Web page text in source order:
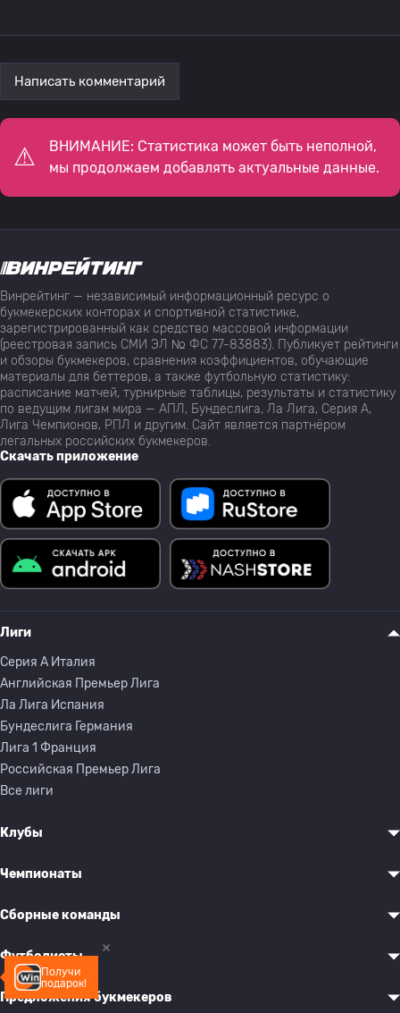
Написать комментарий
ВНИМАНИЕ: Статистика может быть неполной,
мы продолжаем добавлять актуальные данные.
Получи
подарок!
Винрейтинг — независимый информационный ресурс о
букмекерских конторах и спортивной статистике,
зарегистрированный как средство массовой информации
(реестровая запись СМИ ЭЛ № ФС 77-83883). Публикует рейтинги
и обзоры букмекеров, сравнения коэффициентов, обучающие
материалы для беттеров, а также футбольную статистику:
расписание матчей, турнирные таблицы, результаты и статистику
по ведущим лигам мира — АПЛ, Бундеслига, Ла Лига, Серия А,
Лига Чемпионов, РПЛ и другим. Сайт является партнёром
легальных российских букмекеров.
Скачать приложение
Лиги
Серия A Италия
Английская Премьер Лига
Ла Лига Испания
Бундеслига Германия
Лига 1 Франция
Российская Премьер Лига
Все лиги
Клубы
Чемпионаты
Сборные команды
Футболисты
Предложения букмекеров